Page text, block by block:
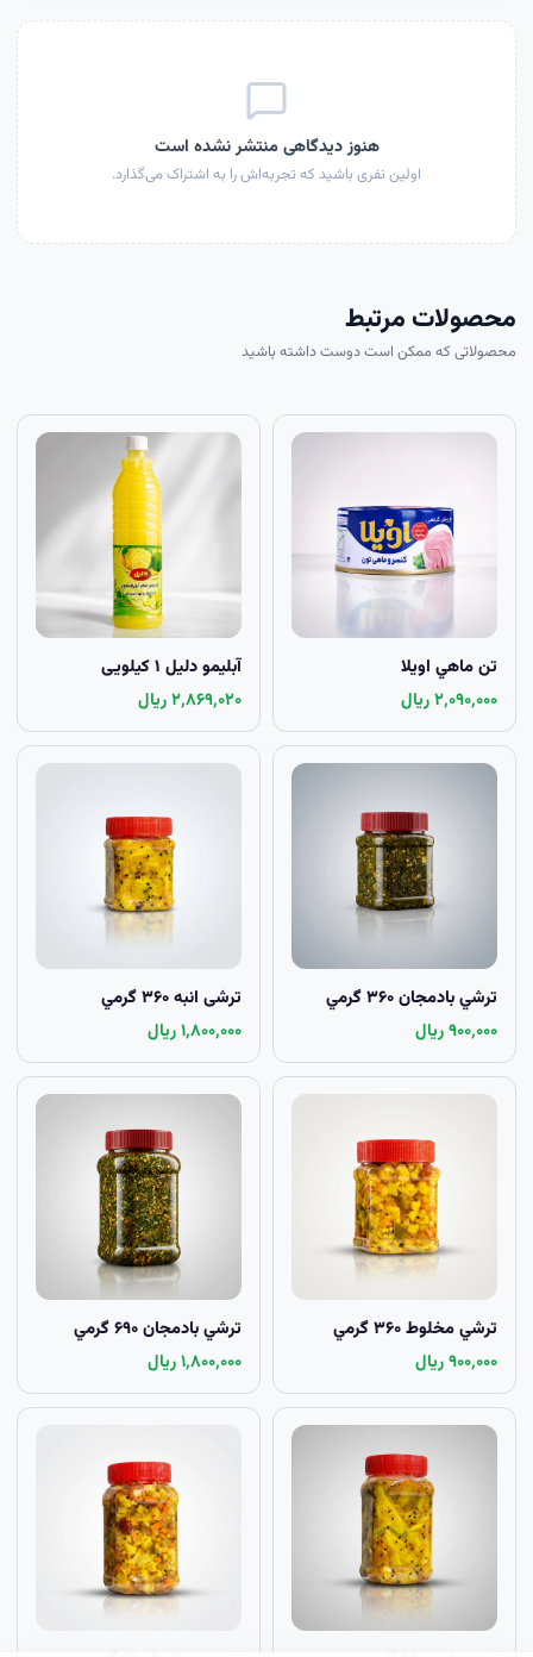
هنوز دیدگاهی منتشر نشده است
اولین نفری باشید که تجربه‌اش را به اشتراک می‌گذارد.
محصولات مرتبط
محصولاتی که ممکن است دوست داشته باشید
تن ماهي اويلا
۲٬۰۹۰٬۰۰۰ ریال
آبلیمو دلیل ۱ کيلویی
۲٬۸۶۹٬۰۲۰ ریال
ترشي بادمجان ۳۶۰ گرمي
۹۰۰٬۰۰۰ ریال
ترشی انبه ۳۶۰ گرمي
۱٬۸۰۰٬۰۰۰ ریال
ترشي مخلوط ۳۶۰ گرمي
۹۰۰٬۰۰۰ ریال
ترشي بادمجان ۶۹۰ گرمي
۱٬۸۰۰٬۰۰۰ ریال